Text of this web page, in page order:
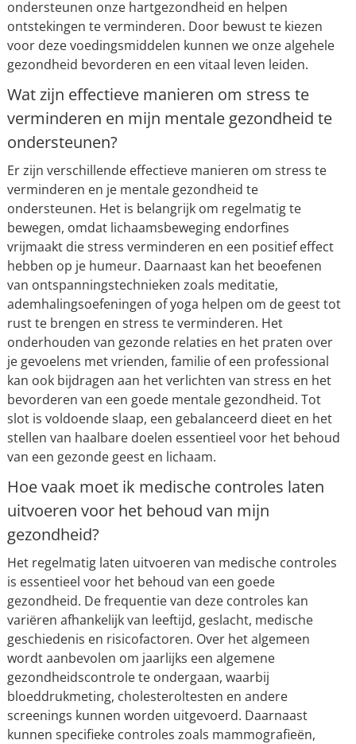
ondersteunen onze hartgezondheid en helpen
ontstekingen te verminderen. Door bewust te kiezen
voor deze voedingsmiddelen kunnen we onze algehele
gezondheid bevorderen en een vitaal leven leiden.
Wat zijn effectieve manieren om stress te
verminderen en mijn mentale gezondheid te
ondersteunen?
Er zijn verschillende effectieve manieren om stress te
verminderen en je mentale gezondheid te
ondersteunen. Het is belangrijk om regelmatig te
bewegen, omdat lichaamsbeweging endorfines
vrijmaakt die stress verminderen en een positief effect
hebben op je humeur. Daarnaast kan het beoefenen
van ontspanningstechnieken zoals meditatie,
ademhalingsoefeningen of yoga helpen om de geest tot
rust te brengen en stress te verminderen. Het
onderhouden van gezonde relaties en het praten over
je gevoelens met vrienden, familie of een professional
kan ook bijdragen aan het verlichten van stress en het
bevorderen van een goede mentale gezondheid. Tot
slot is voldoende slaap, een gebalanceerd dieet en het
stellen van haalbare doelen essentieel voor het behoud
van een gezonde geest en lichaam.
Hoe vaak moet ik medische controles laten
uitvoeren voor het behoud van mijn
gezondheid?
Het regelmatig laten uitvoeren van medische controles
is essentieel voor het behoud van een goede
gezondheid. De frequentie van deze controles kan
variëren afhankelijk van leeftijd, geslacht, medische
geschiedenis en risicofactoren. Over het algemeen
wordt aanbevolen om jaarlijks een algemene
gezondheidscontrole te ondergaan, waarbij
bloeddrukmeting, cholesteroltesten en andere
screenings kunnen worden uitgevoerd. Daarnaast
kunnen specifieke controles zoals mammografieën,